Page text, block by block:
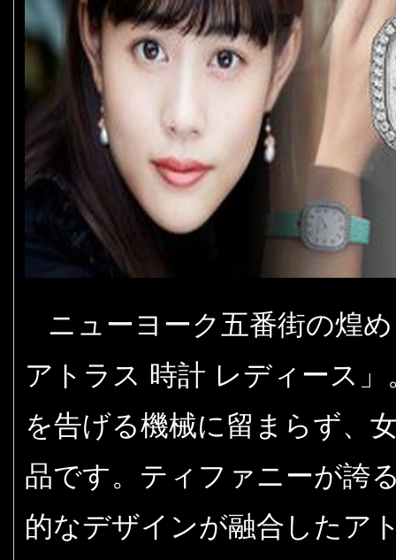
ニューヨーク五番街の煌
アトラス 時計 レディース
を告げる機械に留まらず、
品です。ティファニーが誇
的なデザインが融合したア